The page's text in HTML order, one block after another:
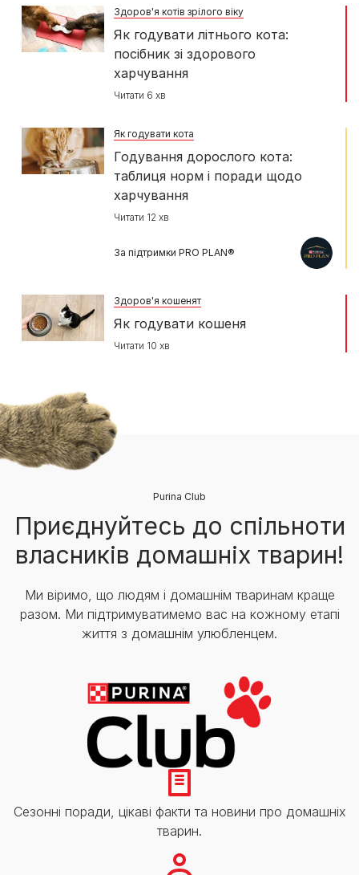
Здоров'я котів зрілого віку
Як годувати літнього кота:
посібник зі здорового
харчування
Читати 6 хв
Як годувати кота
Годування дорослого кота:
таблиця норм і поради щодо
харчування
Читати 12 хв
За підтримки PRO PLAN®
Здоров'я кошенят
Як годувати кошеня
Читати 10 хв
Purina Club
Приєднуйтесь до спільноти
власників домашніх тварин!
Ми віримо, що людям і домашнім тваринам краще
разом. Ми підтримуватимемо вас на кожному етапі
життя з домашнім улюбленцем.
Сезонні поради, цікаві факти та новини про домашніх
тварин.